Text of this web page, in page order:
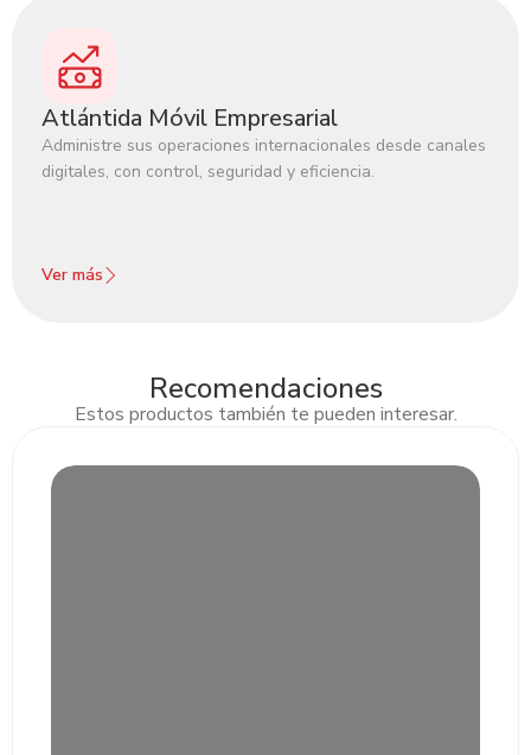
Atlántida Móvil Empresarial
Administre sus operaciones internacionales desde canales
digitales, con control, seguridad y eficiencia.
Ver más
Recomendaciones
Estos productos también te pueden interesar.